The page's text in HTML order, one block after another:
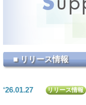
■ リリース情報
‘26.01.27 リリース情報